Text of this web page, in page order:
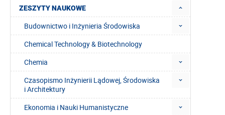
ZESZYTY NAUKOWE
Budownictwo i Inżynieria Środowiska
Chemical Technology & Biotechnology
Chemia
Czasopismo Inżynierii Lądowej, Środowiska
i Architektury
Ekonomia i Nauki Humanistyczne